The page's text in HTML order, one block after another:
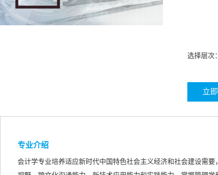
选择层次
立
专业介绍
会计学专业培养适应新时代中国特色社会主义经济和社会建设需